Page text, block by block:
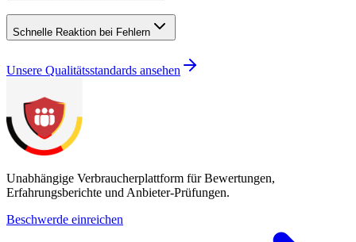
Schnelle Reaktion bei Fehlern
Unsere Qualitätsstandards ansehen
Unabhängige Verbraucherplattform für Bewertungen,
Erfahrungsberichte und Anbieter-Prüfungen.
Beschwerde einreichen